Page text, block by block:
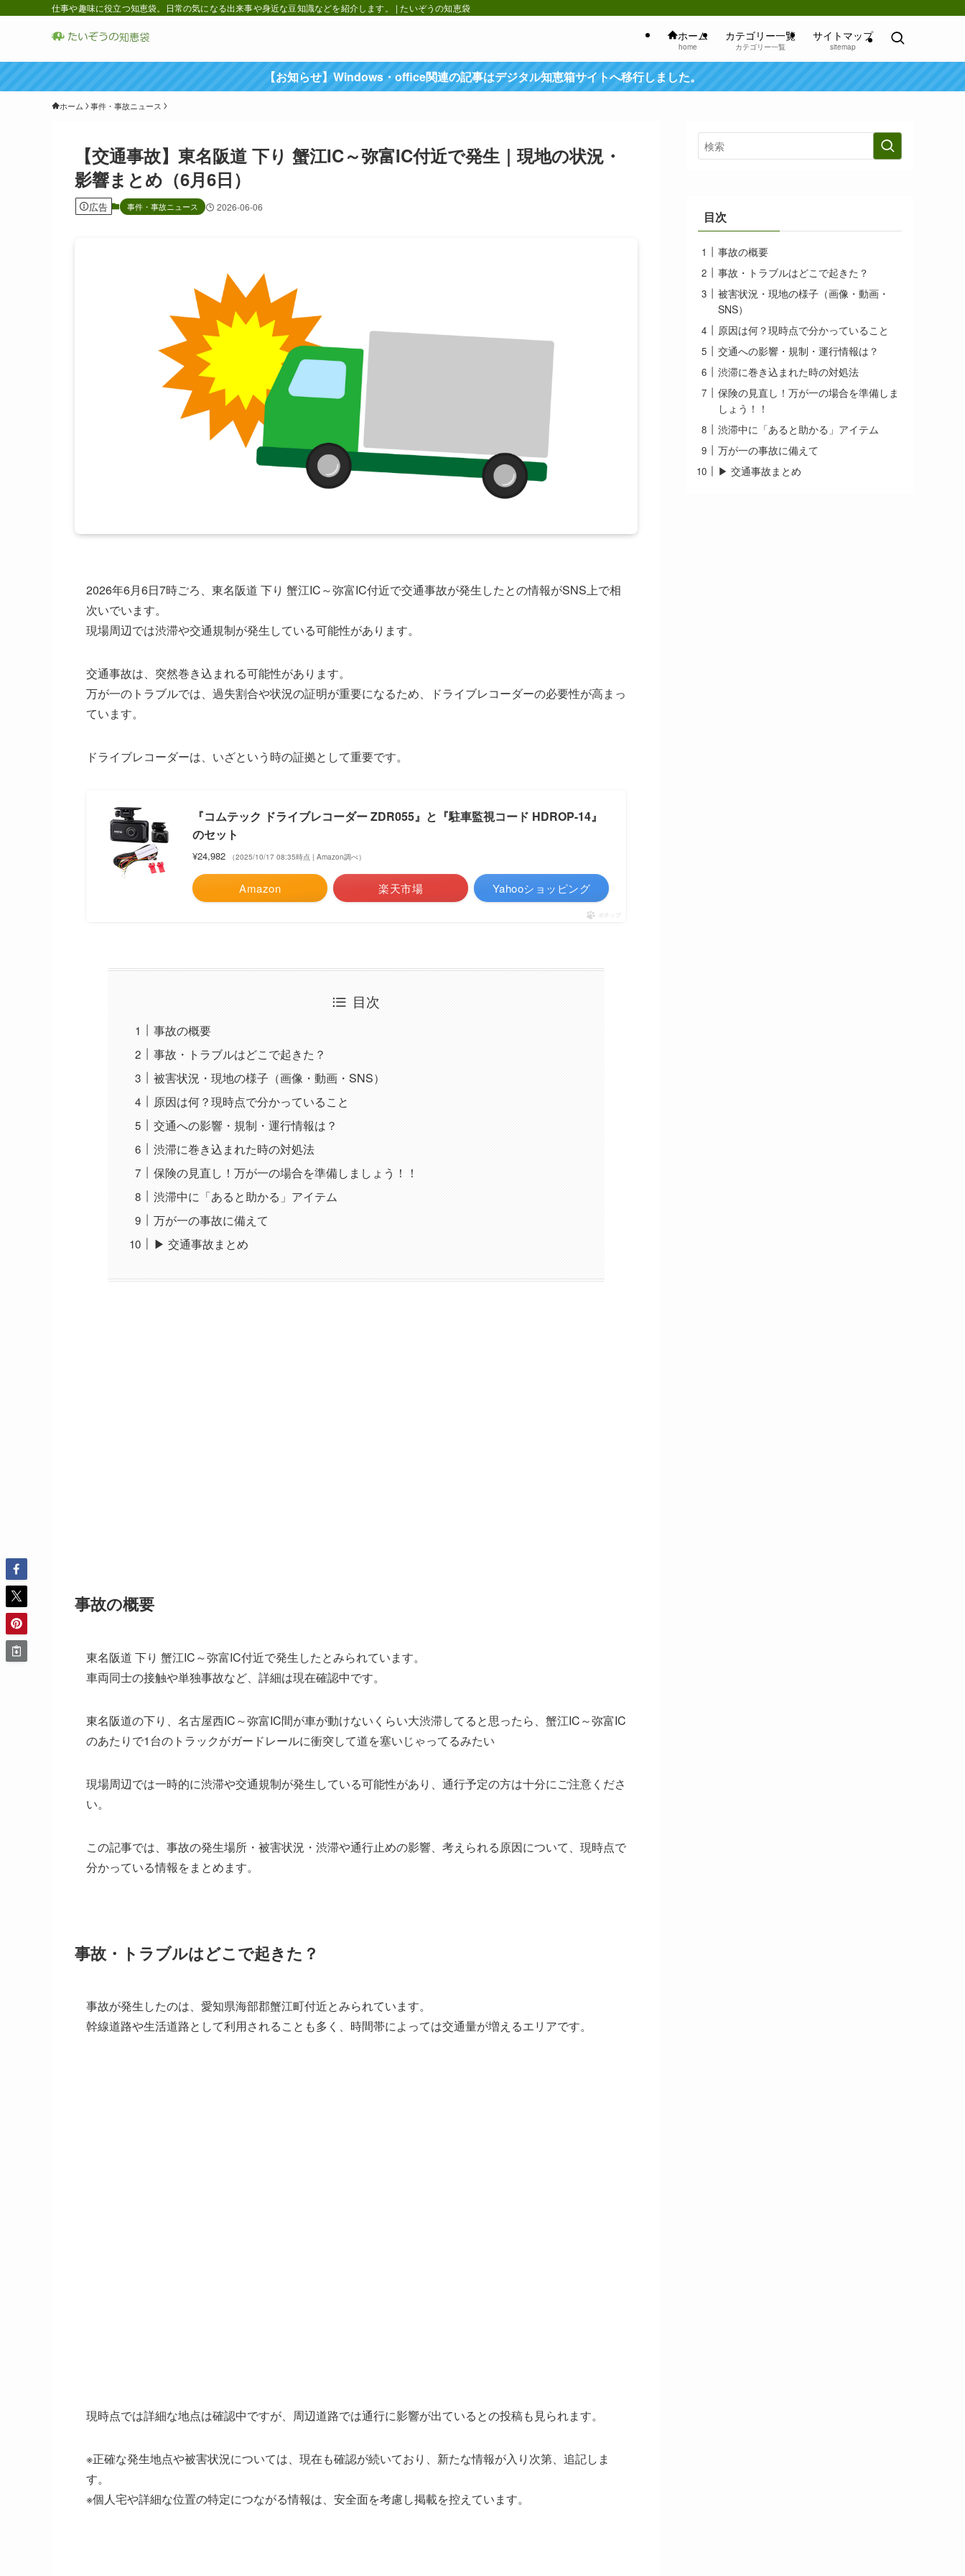
仕事や趣味に役立つ知恵袋。日常の気になる出来事や身近な豆知識などを紹介します。 | たいぞうの知恵袋
ホーム
home
カテゴリー一覧
カテゴリー一覧
サイトマップ
sitemap
【お知らせ】Windows・office関連の記事はデジタル知恵箱サイトへ移行しました。
ホーム 事件・事故ニュース
【交通事故】東名阪道 下り 蟹江IC～弥富IC付近で発生｜現地の状況・
影響まとめ（6月6日）
広告 事件・事故ニュース 2026-06-06
2026年6月6日7時ごろ、東名阪道 下り 蟹江IC～弥富IC付近で交通事故が発生したとの情報がSNS上で相
次いでいます。
現場周辺では渋滞や交通規制が発生している可能性があります。
交通事故は、突然巻き込まれる可能性があります。
万が一のトラブルでは、過失割合や状況の証明が重要になるため、ドライブレコーダーの必要性が高まっ
ています。
ドライブレコーダーは、いざという時の証拠として重要です。
『コムテック ドライブレコーダー ZDR055』と『駐車監視コード HDROP-14』
のセット
¥24,982 （2025/10/17 08:35時点 | Amazon調べ）
Amazon 楽天市場 Yahooショッピング
ポチップ
目次
事故の概要
事故・トラブルはどこで起きた？
被害状況・現地の様子（画像・動画・SNS）
原因は何？現時点で分かっていること
交通への影響・規制・運行情報は？
渋滞に巻き込まれた時の対処法
保険の見直し！万が一の場合を準備しましょう！！
渋滞中に「あると助かる」アイテム
万が一の事故に備えて
▶ 交通事故まとめ
事故の概要
東名阪道 下り 蟹江IC～弥富IC付近で発生したとみられています。
車両同士の接触や単独事故など、詳細は現在確認中です。
東名阪道の下り、名古屋西IC～弥富IC間が車が動けないくらい大渋滞してると思ったら、蟹江IC～弥富IC
のあたりで1台のトラックがガードレールに衝突して道を塞いじゃってるみたい
現場周辺では一時的に渋滞や交通規制が発生している可能性があり、通行予定の方は十分にご注意くださ
い。
この記事では、事故の発生場所・被害状況・渋滞や通行止めの影響、考えられる原因について、現時点で
分かっている情報をまとめます。
事故・トラブルはどこで起きた？
事故が発生したのは、愛知県海部郡蟹江町付近とみられています。
幹線道路や生活道路として利用されることも多く、時間帯によっては交通量が増えるエリアです。
現時点では詳細な地点は確認中ですが、周辺道路では通行に影響が出ているとの投稿も見られます。
※正確な発生地点や被害状況については、現在も確認が続いており、新たな情報が入り次第、追記しま
す。
※個人宅や詳細な位置の特定につながる情報は、安全面を考慮し掲載を控えています。
目次
事故の概要
事故・トラブルはどこで起きた？
被害状況・現地の様子（画像・動画・
SNS）
原因は何？現時点で分かっていること
交通への影響・規制・運行情報は？
渋滞に巻き込まれた時の対処法
保険の見直し！万が一の場合を準備しま
しょう！！
渋滞中に「あると助かる」アイテム
万が一の事故に備えて
▶ 交通事故まとめ